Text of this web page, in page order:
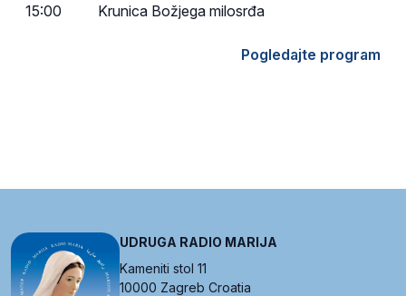
15:00 Krunica Božjega milosrđa
Pogledajte program
UDRUGA RADIO MARIJA
Kameniti stol 11
10000 Zagreb Croatia